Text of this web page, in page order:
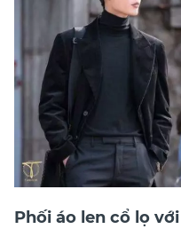
Phối áo len cổ lọ